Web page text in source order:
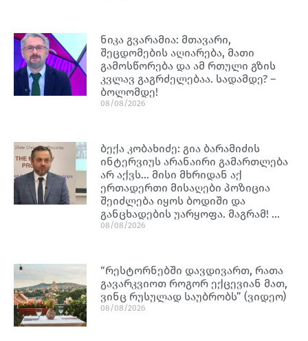
ნიკა გვარამია: მთავარი,
შეცდომების აღიარება, მათი
გამოსწორება და ამ რთული გზის
კვლავ გაგრძელებაა. სადამდე? –
ბოლომდე!
08/08/2026
ბექა კობახიძე: გია ბარამიძის
ინტერვიუს არანაირი გამართლება
არ აქვს… მისი მხრიდან აქ
ერთადერთი მისაღები პოზიცია
შეიძლება იყოს ბოდიში და
განცხადების უარყოფა. მაგრამ! …
08/08/2026
“რესტორნებში დავდივართ, რათა
გავარკვიოთ როგორ ექცევიან მათ,
ვინც რუსულად საუბრობს” (ვიდეო)
08/08/2026